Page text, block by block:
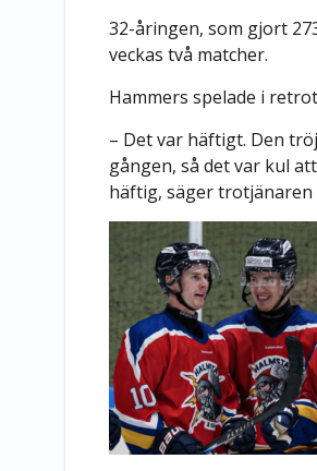
32-åringen, som gjort
veckas två matcher.
Hammers spelade i
– Det var häftigt. Den
gången, så det var kul
häftig, säger